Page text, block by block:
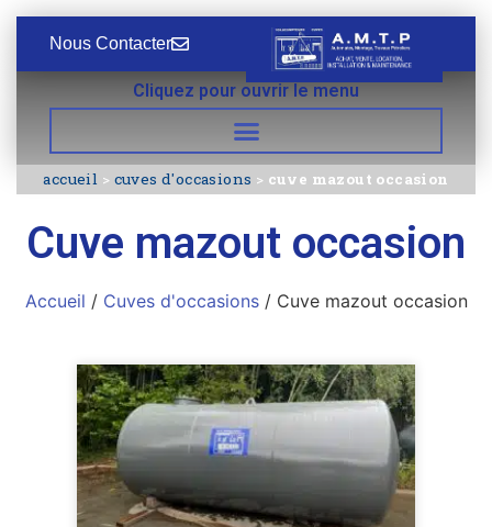
Nous Contacter
Cliquez pour ouvrir le menu
accueil > cuves d'occasions > cuve mazout occasion
Cuve mazout occasion
Accueil / Cuves d'occasions/ Cuve mazout occasion